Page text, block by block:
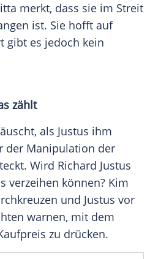
merkt, dass sie im Streit
ist. Sie hofft auf
gibt es jedoch kein
zählt
als Justus ihm
der Manipulation der
Wird Richard Justus
verzeihen können? Kim
und Justus vor
warnen, mit dem
zu drücken.